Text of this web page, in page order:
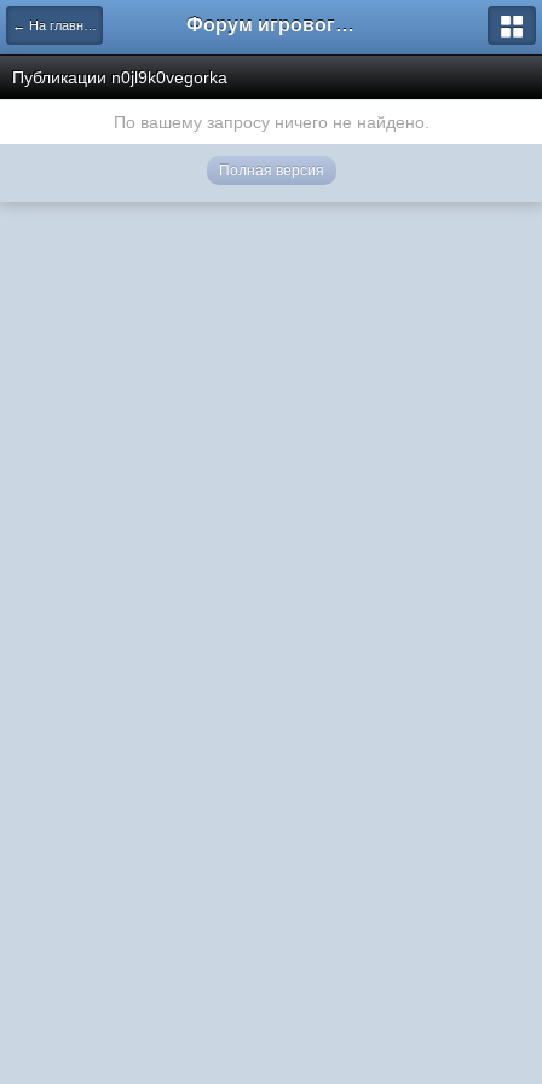
← На главную Форум игрового проекта Riverrise
Публикации n0jl9k0vegorka
По вашему запросу ничего не найдено.
Полная версия